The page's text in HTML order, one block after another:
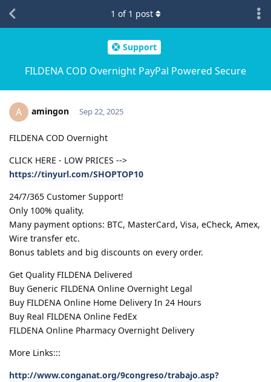
Support
FILDENA COD Overnight PayPal Powered Secure
1 of 1 post
A amingon Sep 22, 2025
FILDENA COD Overnight
CLICK HERE - LOW PRICES -->
https://tinyurl.com/SHOPTOP10
24/7/365 Customer Support!
Only 100% quality.
Many payment options: BTC, MasterCard, Visa, eCheck, Amex,
Wire transfer etc.
Bonus tablets and big discounts on every order.
Get Quality FILDENA Delivered
Buy Generic FILDENA Online Overnight Legal
Buy FILDENA Online Home Delivery In 24 Hours
Buy Real FILDENA Online FedEx
FILDENA Online Pharmacy Overnight Delivery
More Links:::
http://www.conganat.org/9congreso/trabajo.asp?